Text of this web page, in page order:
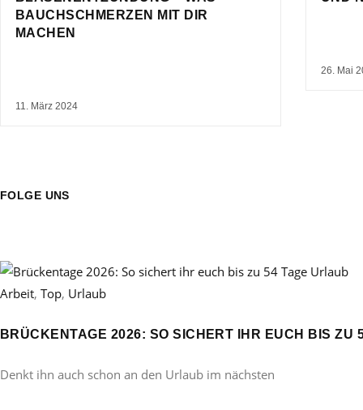
BAUCHSCHMERZEN MIT DIR
MACHEN
11. März 2024
26. Mai
FOLGE UNS
Arbeit, Top, Urlaub
BRÜCKENTAGE 2026: SO SICHERT IHR EUCH BIS ZU
Denkt ihn auch schon an den Urlaub im nächsten